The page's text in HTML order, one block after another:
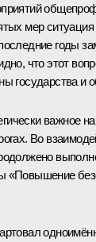
мер
годы
что этот
государства и
важное
Во
«Повышение